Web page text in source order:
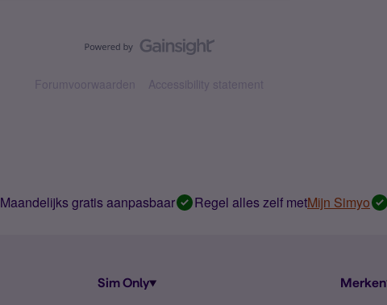
Forumvoorwaarden Accessibility statement
Maandelijks gratis aanpasbaar Regel alles zelf metMijn Simyo
Sim Only Merken